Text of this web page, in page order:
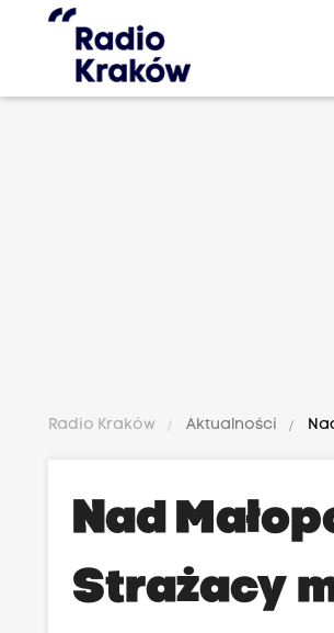
Radio Kraków Aktualności
Nad
Strażacy